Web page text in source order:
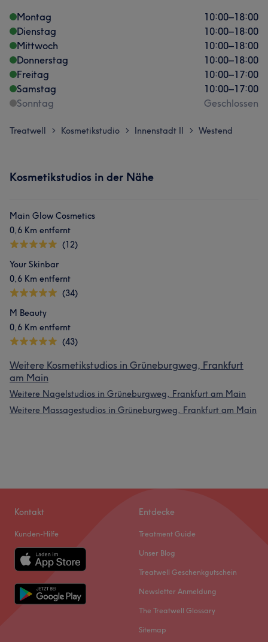
Montag 10:00–18:00
Dienstag
10:00–18:00
Mittwoch
10:00–18:00
Donnerstag
10:00–18:00
Freitag
10:00–17:00
Samstag
10:00–17:00
Sonntag
Geschlossen
Treatwell > Kosmetikstudio > Innenstadt II > Westend
Kosmetikstudios in der Nähe
Main Glow Cosmetics
0,6 Km entfernt
(12)
Your Skinbar
0,6 Km entfernt
(34)
M Beauty
0,6 Km entfernt
(43)
Weitere Kosmetikstudios in Grüneburgweg, Frankfurt
am Main
Weitere Nagelstudios in Grüneburgweg, Frankfurt am Main
Weitere Massagestudios in Grüneburgweg, Frankfurt am Main
Kontakt
Kunden-Hilfe
Entdecke
Treatment Guide
Unser Blog
Treatwell Geschenkgutschein
Newsletter Anmeldung
The Treatwell Glossary
Sitemap